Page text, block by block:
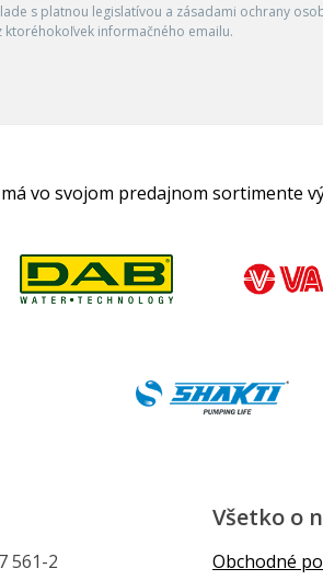
s platnou legislatívou a zásadami ochrany
informačného emailu.
vo svojom predajnom sortimente
561-2
Všetko o
Obchodné